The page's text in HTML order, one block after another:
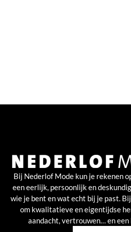
Bij Nederlof Mode kun je rekenen
een eerlijk, persoonlijk en
wie je bent en wat echt bij je past.
om kwalitatieve en eigentijdse
aandacht, vertrouwen… en